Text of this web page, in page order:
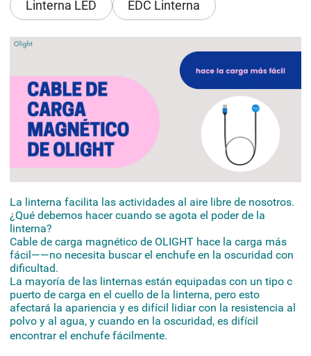
Linterna LED
EDC Linterna
La linterna facilita las actividades al aire libre de nosotros.
¿Qué debemos hacer cuando se agota el poder de la
linterna?
Cable de carga magnético de OLIGHT hace la carga más
fácil——no necesita buscar el enchufe en la oscuridad con
dificultad.
La mayoría de las linternas están equipadas con un tipo c
puerto de carga en el cuello de la linterna, pero esto
afectará la apariencia y es difícil lidiar con la resistencia al
polvo y al agua, y cuando en la oscuridad, es difícil
encontrar el enchufe fácilmente.